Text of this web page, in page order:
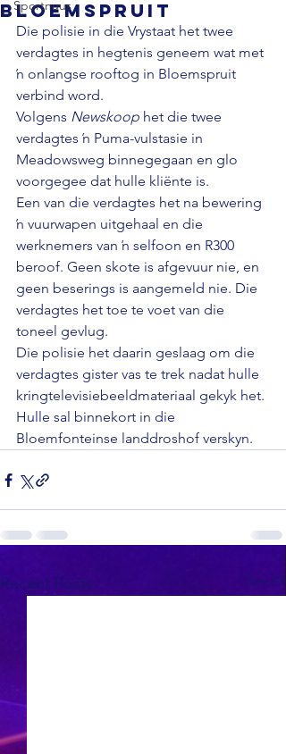
Sportnuus
Bloemspruit
Die polisie in die Vrystaat het twee
verdagtes in hegtenis geneem wat met
ŉ onlangse rooftog in Bloemspruit
verbind word.
Volgens Newskoop het die twee
verdagtes ŉ Puma-vulstasie in
Meadowsweg binnegegaan en glo
voorgegee dat hulle kliënte is.
Een van die verdagtes het na bewering
ŉ vuurwapen uitgehaal en die
werknemers van ŉ selfoon en R300
beroof. Geen skote is afgevuur nie, en
geen beserings is aangemeld nie. Die
verdagtes het toe te voet van die
toneel gevlug.
Die polisie het daarin geslaag om die
verdagtes gister vas te trek nadat hulle
kringtelevisiebeeldmateriaal gekyk het.
Hulle sal binnekort in die
Bloemfonteinse landdroshof verskyn.
Recent Posts See All